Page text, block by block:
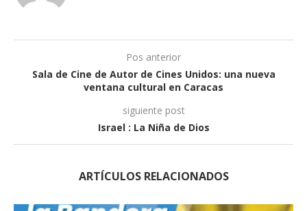
Pos anterior
Sala de Cine de Autor de Cines Unidos: una nueva
ventana cultural en Caracas
siguiente post
Israel : La Niña de Dios
ARTÍCULOS RELACIONADOS